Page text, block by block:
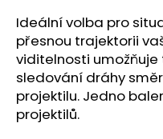
Ideální volba pro
přesnou trajektorii
viditelnosti
sledování dráhy
projektilu. Jedno
projektilů.